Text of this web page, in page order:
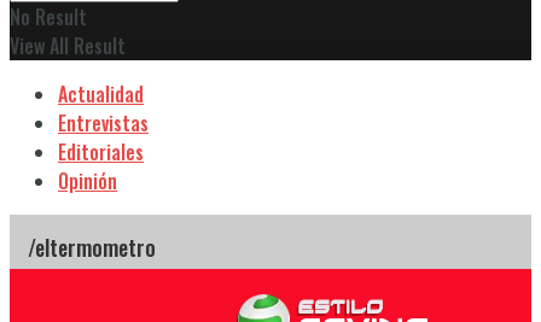
No Result
View All Result
Actualidad
Entrevistas
Editoriales
Opinión